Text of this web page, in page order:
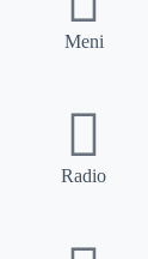
Meni
Radio